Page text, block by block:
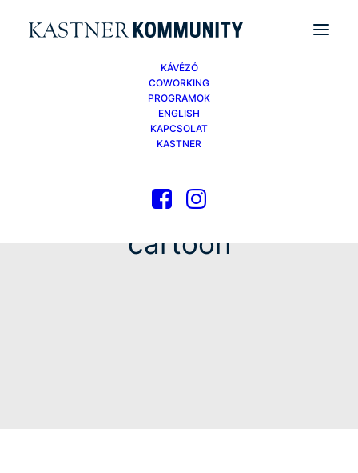
KÁVÉZÓ
COWORKING
PROGRAMOK
ENGLISH
KAPCSOLAT
KASTNER
cartoon